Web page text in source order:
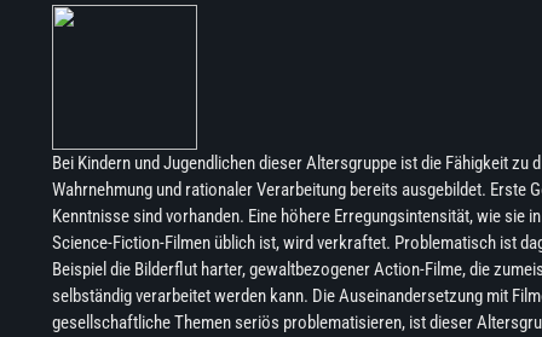
Bei Kindern und Jugendlichen dieser Altersgruppe ist die Fähigkeit zu
Wahrnehmung und rationaler Verarbeitung bereits ausgebildet. Erste
Kenntnisse sind vorhanden. Eine höhere Erregungsintensität, wie sie
Science-Fiction-Filmen üblich ist, wird verkraftet. Problematisch ist
Beispiel die Bilderflut harter, gewaltbezogener Action-Filme, die
selbständig verarbeitet werden kann. Die Auseinandersetzung mit
gesellschaftliche Themen seriös problematisieren, ist dieser